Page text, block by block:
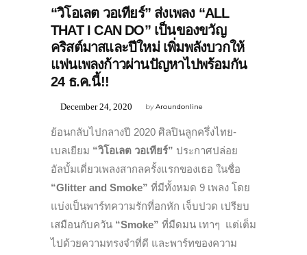
“วิโอเลต วอเทียร์” ส่งเพลง “ALL
THAT I CAN DO” เป็นของขวัญ
คริสต์มาสและปีใหม่ เพิ่มพลังบวกให้
แฟนเพลงก้าวผ่านปัญหาไปพร้อมกัน
24 ธ.ค.นี้!!
byAroundonline
December 24, 2020
ย้อนกลับไปกลางปี 2020 ศิลปินลูกครึ่งไทย-
เบลเยียม “วิโอเลต วอเทียร์” ประกาศปล่อย
อัลบั้มเดี่ยวเพลงสากลครั้งแรกของเธอ ในชื่อ
“Glitter and Smoke” ที่มีทั้งหมด 9 เพลง โดย
แบ่งเป็นพาร์ทความรักที่อกหัก เจ็บปวด เปรียบ
เสมือนกับควัน “Smoke” ที่มืดมน เทาๆ แต่เต็ม
ไปด้วยความทรงจำที่ดี และพาร์ทของความ